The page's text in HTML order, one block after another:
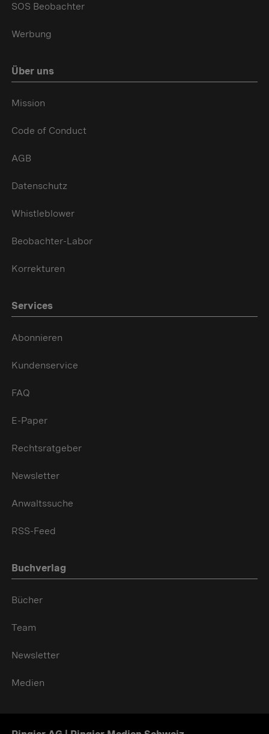
SOS Beobachter
Werbung
Über uns
Mission
Code of Conduct
AGB
Datenschutz
Whistleblower
Beobachter-Labor
Korrekturen
Services
Abonnieren
Kundenservice
FAQ
E-Paper
Rechtsratgeber
Newsletter
Anwaltssuche
RSS-Feed
Buchverlag
Bücher
Team
Newsletter
Medien